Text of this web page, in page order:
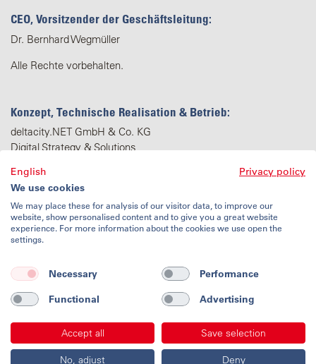
CEO, Vorsitzender der Geschäftsleitung:
Dr. Bernhard Wegmüller
Alle Rechte vorbehalten.
Konzept, Technische Realisation & Betrieb:
deltacity.NET GmbH & Co. KG
Digital Strategy & Solutions
Nutzungsbedingungen
Datenschutz
Impressum
Kontakt
English
Privacy policy
We use cookies
We may place these for analysis of our visitor data, to improve our
website, show personalised content and to give you a great website
experience. For more information about the cookies we use open the
settings.
Necessary
Performance
Functional
Advertising
Accept all Save selection
No, adjust Deny